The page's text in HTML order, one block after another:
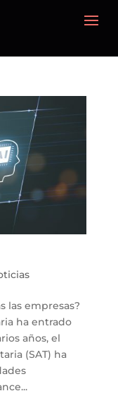
las empresas?
ha entrado
años, el
(SAT) ha